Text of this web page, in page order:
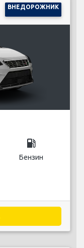
ВНЕДОРОЖНИК
local_gas_station
Бензин